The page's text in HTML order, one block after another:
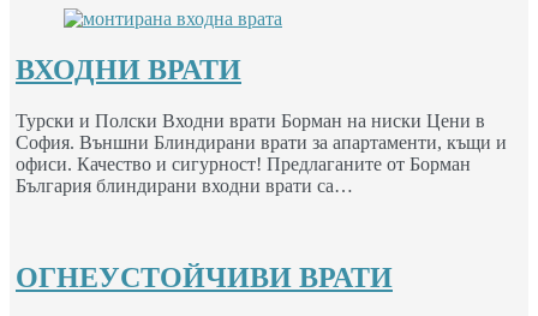
ВХОДНИ ВРАТИ
Турски и Полски Входни врати Борман на ниски Цени в
София. Външни Блиндирани врати за апартаменти, къщи и
офиси. Качество и сигурност! Предлаганите от Борман
България блиндирани входни врати са…
ОГНЕУСТОЙЧИВИ ВРАТИ